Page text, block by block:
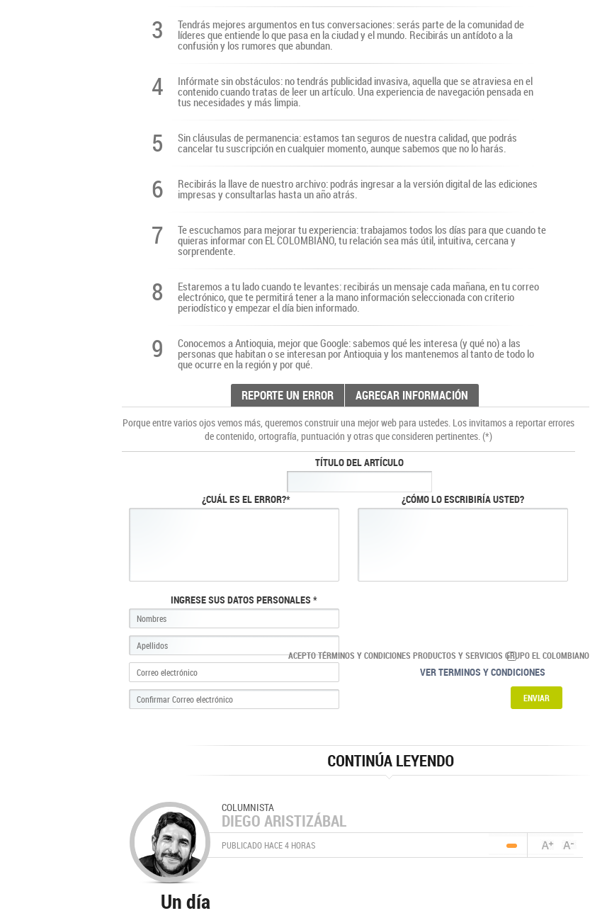
3 Tendrás mejores argumentos en tus conversaciones: serás parte de la comunidad de
líderes que entiende lo que pasa en la ciudad y el mundo. Recibirás un antídoto a la
confusión y los rumores que abundan.
4 Infórmate sin obstáculos: no tendrás publicidad invasiva, aquella que se atraviesa en el
contenido cuando tratas de leer un artículo. Una experiencia de navegación pensada en
tus necesidades y más limpia.
5 Sin cláusulas de permanencia: estamos tan seguros de nuestra calidad, que podrás
cancelar tu suscripción en cualquier momento, aunque sabemos que no lo harás.
6 Recibirás la llave de nuestro archivo: podrás ingresar a la versión digital de las ediciones
impresas y consultarlas hasta un año atrás.
7 Te escuchamos para mejorar tu experiencia: trabajamos todos los días para que cuando te
quieras informar con EL COLOMBIANO, tu relación sea más útil, intuitiva, cercana y
sorprendente.
8 Estaremos a tu lado cuando te levantes: recibirás un mensaje cada mañana, en tu correo
electrónico, que te permitirá tener a la mano información seleccionada con criterio
periodístico y empezar el día bien informado.
9 Conocemos a Antioquia, mejor que Google: sabemos qué les interesa (y qué no) a las
personas que habitan o se interesan por Antioquia y los mantenemos al tanto de todo lo
que ocurre en la región y por qué.
REPORTE UN ERROR AGREGAR INFORMACIÓN
Porque entre varios ojos vemos más, queremos construir una mejor web para ustedes. Los invitamos a reportar errores
de contenido, ortografía, puntuación y otras que consideren pertinentes. (*)
TÍTULO DEL ARTÍCULO
¿CUÁL ES EL ERROR?* ¿CÓMO LO ESCRIBIRÍA USTED?
INGRESE SUS DATOS PERSONALES *
ACEPTO TÉRMINOS Y CONDICIONES PRODUCTOS Y SERVICIOS GRUPO EL COLOMBIANO
VER TERMINOS Y CONDICIONES
COLUMNISTA
DIEGO ARISTIZÁBAL
PUBLICADO HACE 4 HORAS
Un día